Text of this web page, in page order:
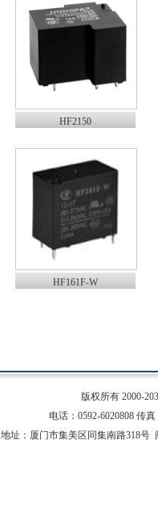
HF2150
HF161F-W
版权所有 2000-
电话：0592-6020808 传真
地址：厦门市集美区同集南路318号